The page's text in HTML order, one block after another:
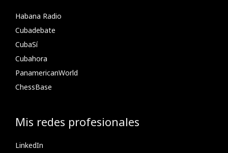
Habana Radio
Cubadebate
CubaSí
Cubahora
PanamericanWorld
ChessBase
Mis redes profesionales
LinkedIn